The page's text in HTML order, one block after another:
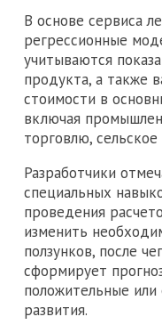
В основе сервиса
регрессионные
учитываются
продукта, а также
стоимости в
включая
торговлю,
Разработчики
специальных
проведения
изменить
ползунков, после
сформирует
положительные
развития.